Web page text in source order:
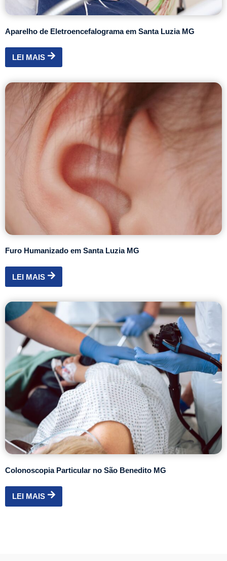
Aparelho de Eletroencefalograma em Santa Luzia MG
LEI MAIS
Furo Humanizado em Santa Luzia MG
LEI MAIS
Colonoscopia Particular no São Benedito MG
LEI MAIS